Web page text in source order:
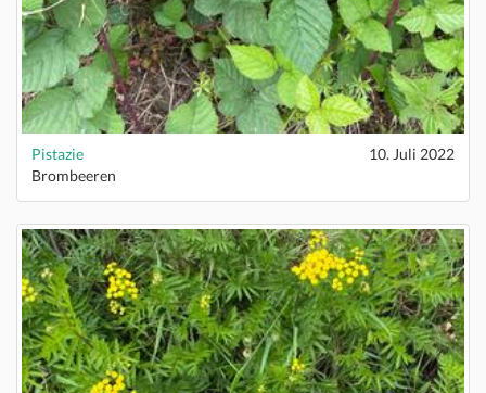
Pistazie
10. Juli 2022
Brombeeren